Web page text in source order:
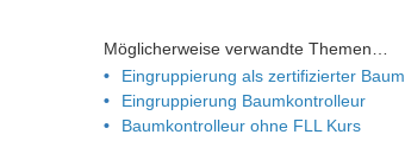
Möglicherweise verwandte Themen…
Eingruppierung als zertifizierter
Eingruppierung Baumkontrolleur
Baumkontrolleur ohne FLL Kurs